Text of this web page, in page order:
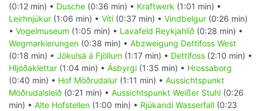
(0:12 min) • Dusche (0:36 min) • Kraftwerk (1:01 min) •
Leirhnjúkur (1:06 min) • Víti (0:37 min) • Vindbelgur (0:26 min)
• Vogelmuseum (1:05 min) • Lavafeld Reykjahlíð (0:28 min) •
Wegmarkierungen (0:38 min) • Abzweigung Dettifoss West
(0:18 min) • Jökulsá á Fjöllum (1:17 min) • Dettifoss (2:10 min) •
Hljóðaklettar (1:04 min) • Ásbyrgi (1:35 min) • Hrossaborg
(0:40 min) • Hof Möðrudalur (1:11 min) • Aussichtspunkt
Möðrudalsleið (0:21 min) • Aussichtspunkt Weißer Stuhl (0:26
min) • Alte Hofstellen (1:00 min) • Rjúkandi Wasserfall (0:23